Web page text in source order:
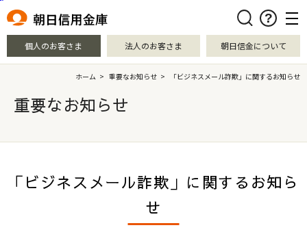
検索
個人のお客さま 法人のお客さま 朝日信金について
ホーム > 重要なお知らせ > 「ビジネスメール詐欺」に関するお知らせ
重要なお知らせ
「ビジネスメール詐欺」に関するお知ら
せ